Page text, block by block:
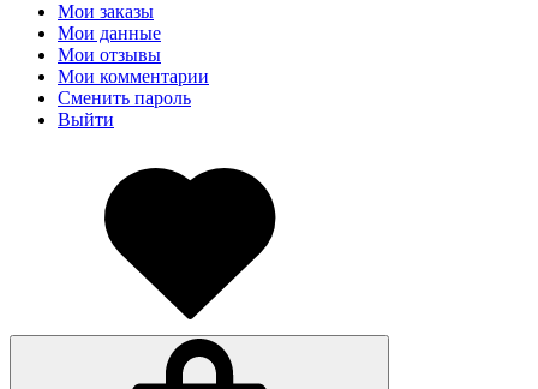
Мои заказы
Мои данные
Мои отзывы
Мои комментарии
Сменить пароль
Выйти